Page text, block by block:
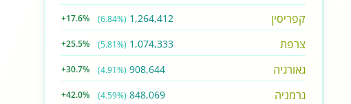
קפריסין 1,264,412
(6.84%)
+17.6%
צרפת 1,074,333
(5.81%)
+25.5%
גאורגיה 908,644
(4.91%)
+30.7%
גרמניה 848,069
(4.59%)
+42.0%